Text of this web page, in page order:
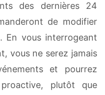
des dernières 24
de modifier
En vous interrogeant
vous ne serez jamais
et pourrez
plutôt que